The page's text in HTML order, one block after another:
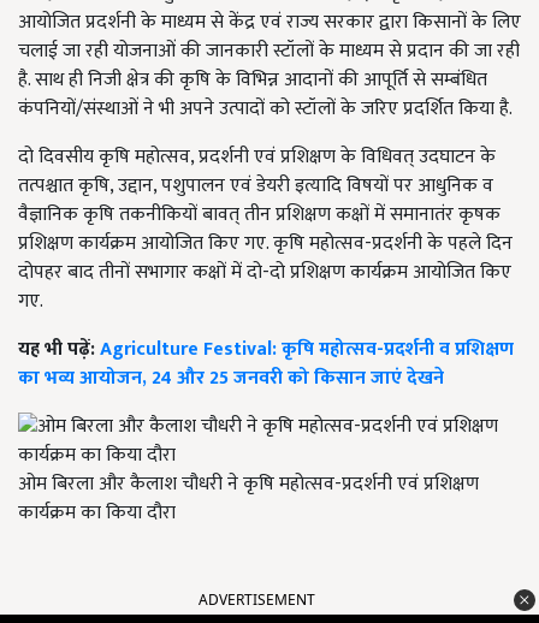
आयोजित प्रदर्शनी के माध्यम से केंद्र एवं राज्य सरकार द्वारा किसानों के लिए
चलाई जा रही योजनाओं की जानकारी स्टॉलों के माध्यम से प्रदान की जा रही
है. साथ ही निजी क्षेत्र की कृषि के विभिन्न आदानों की आपूर्ति से सम्बंधित
कंपनियों/संस्थाओं ने भी अपने उत्पादों को स्टॉलों के जरिए प्रदर्शित किया है.
दो दिवसीय कृषि महोत्सव, प्रदर्शनी एवं प्रशिक्षण के विधिवत् उदघाटन के
तत्पश्चात कृषि, उद्दान, पशुपालन एवं डेयरी इत्यादि विषयों पर आधुनिक व
वैज्ञानिक कृषि तकनीकियों बावत् तीन प्रशिक्षण कक्षों में समानातंर कृषक
प्रशिक्षण कार्यक्रम आयोजित किए गए. कृषि महोत्सव-प्रदर्शनी के पहले दिन
दोपहर बाद तीनों सभागार कक्षों में दो-दो प्रशिक्षण कार्यक्रम आयोजित किए
गए.
यह भी पढ़ें:Agriculture Festival: कृषि महोत्सव-प्रदर्शनी व प्रशिक्षण
का भव्य आयोजन, 24 और 25 जनवरी को किसान जाएं देखने
ओम बिरला और कैलाश चौधरी ने कृषि महोत्सव-प्रदर्शनी एवं प्रशिक्षण
कार्यक्रम का किया दौरा
ADVERTISEMENT